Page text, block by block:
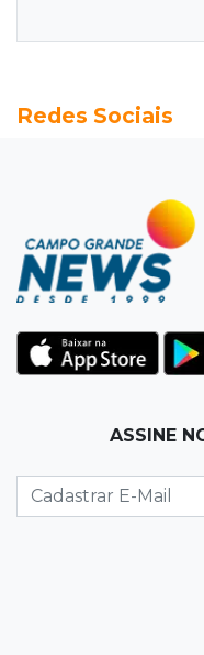
Seleções em MS
Jardim
Vigia é amarrado
dois caminhões
Corinthians
para 7º no
Na Vila
lugar no
Redes Sociais
ASSINE